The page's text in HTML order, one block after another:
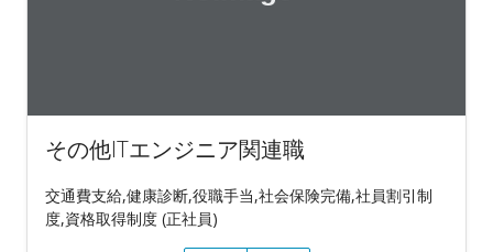
その他ITエンジニア関連職
交通費支給,健康診断,役職手当,社会保険完備,社員割引制
度,資格取得制度 (正社員)